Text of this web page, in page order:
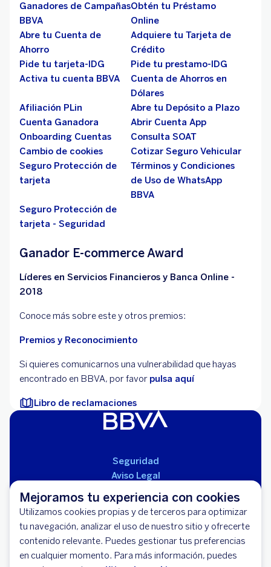
Mejoramos tu experiencia con cookies
Utilizamos cookies propias y de terceros para optimizar
tu navegación, analizar el uso de nuestro sitio y ofrecerte
contenido relevante. Puedes gestionar tus preferencias
en cualquier momento. Para más información, puedes
Ganadores de Campañas
BBVA
Obtén tu Préstamo
Online
Abre tu Cuenta de
Ahorro
Adquiere tu Tarjeta de
Crédito
Pide tu tarjeta-IDG
Pide tu prestamo-IDG
Activa tu cuenta BBVA
Cuenta de Ahorros en
Dólares
Afiliación PLin
Abre tu Depósito a Plazo
Cuenta Ganadora
Abrir Cuenta App
Onboarding Cuentas
Consulta SOAT
Cambio de cookies
Cotizar Seguro Vehicular
Seguro Protección de
tarjeta
Términos y Condiciones
de Uso de WhatsApp
BBVA
Seguro Protección de
tarjeta - Seguridad
Ganador E-commerce Award
Líderes en Servicios Financieros y Banca Online -
2018
Conoce más sobre este y otros premios:
Premios y Reconocimiento
Si quieres comunicarnos una vulnerabilidad que hayas
encontrado en BBVA, por favor pulsa aquí
Libro de reclamaciones
Seguridad
Aviso Legal
Cláusulas Generales de Contratación
Mapa del Sitio
Libro de Reclamaciones
Banco BBVA Perú - RUC 20100130204
Av. República de Panamá 3055 - San Isidro